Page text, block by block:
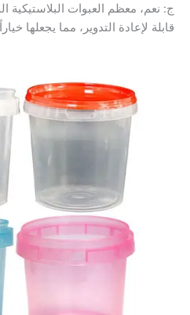
قابلة لإعادة التدوير، مما يجعلها